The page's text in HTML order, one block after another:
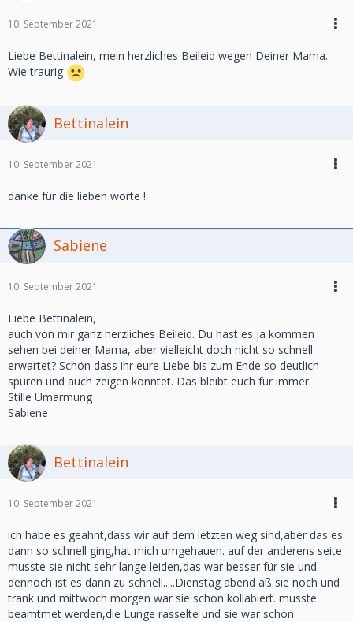
10. September 2021
Liebe Bettinalein, mein herzliches Beileid wegen Deiner Mama.
Wie traurig
Bettinalein
10. September 2021
danke für die lieben worte !
Sabiene
10. September 2021
Liebe Bettinalein,
auch von mir ganz herzliches Beileid. Du hast es ja kommen
sehen bei deiner Mama, aber vielleicht doch nicht so schnell
erwartet? Schön dass ihr eure Liebe bis zum Ende so deutlich
spüren und auch zeigen konntet. Das bleibt euch für immer.
Stille Umarmung
Sabiene
Bettinalein
10. September 2021
ich habe es geahnt,dass wir auf dem letzten weg sind,aber das es
dann so schnell ging,hat mich umgehauen. auf der anderens seite
musste sie nicht sehr lange leiden,das war besser für sie und
dennoch ist es dann zu schnell.....Dienstag abend aß sie noch und
trank und mittwoch morgen war sie schon kollabiert. musste
beamtmet werden,die Lunge rasselte und sie war schon